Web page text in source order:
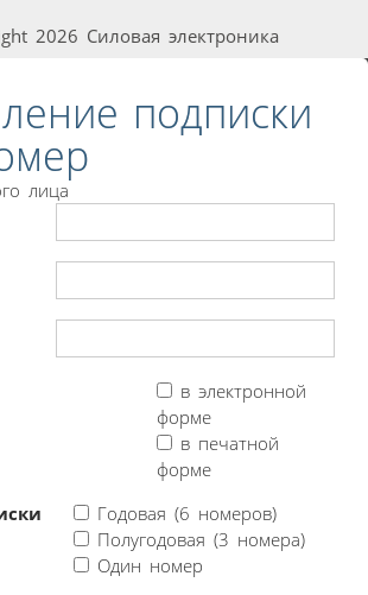
2026 Силовая электроника
подписки
лица
в электронной
форме
в печатной
форме
Годовая (6 номеров)
Полугодовая (3 номера)
Один номер